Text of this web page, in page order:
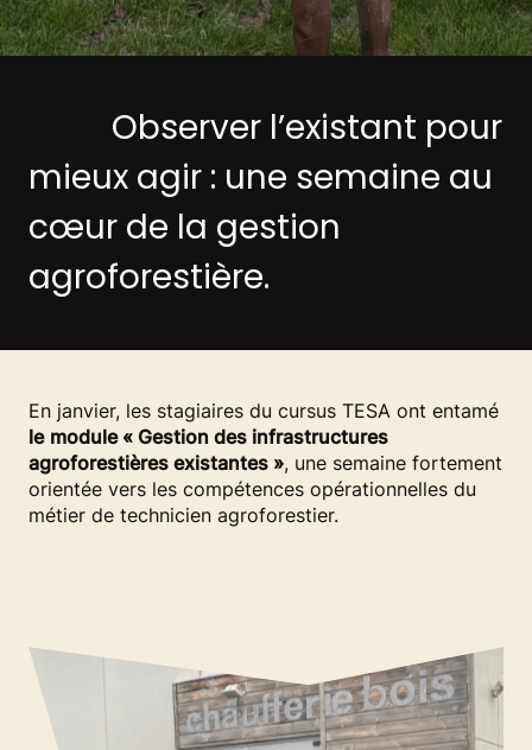
Observer l’existant pour
mieux agir : une semaine au
cœur de la gestion
agroforestière.
En janvier, les stagiaires du cursus TESA ont entamé
le module « Gestion des infrastructures
agroforestières existantes », une semaine fortement
orientée vers les compétences opérationnelles du
métier de technicien agroforestier.